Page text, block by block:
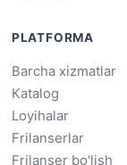
PLATFORMA
Barcha xizmatlar
Katalog
Loyihalar
Frilanserlar
Frilanser bo'lish